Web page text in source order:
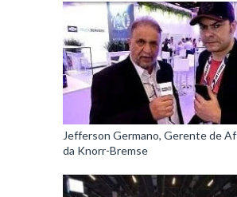
Jefferson Germano, Gerente de
da Knorr-Bremse